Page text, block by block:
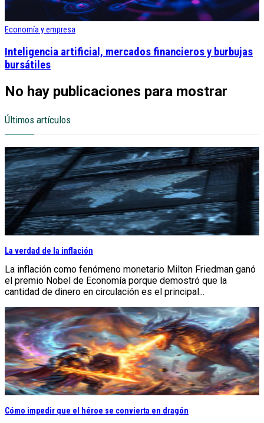
Economía y empresa
Inteligencia artificial, mercados financieros y burbujas
bursátiles
No hay publicaciones para mostrar
Últimos artículos
La verdad de la inflación
La inflación como fenómeno monetario Milton Friedman ganó
el premio Nobel de Economía porque demostró que la
cantidad de dinero en circulación es el principal...
Cómo impedir que el héroe se convierta en dragón